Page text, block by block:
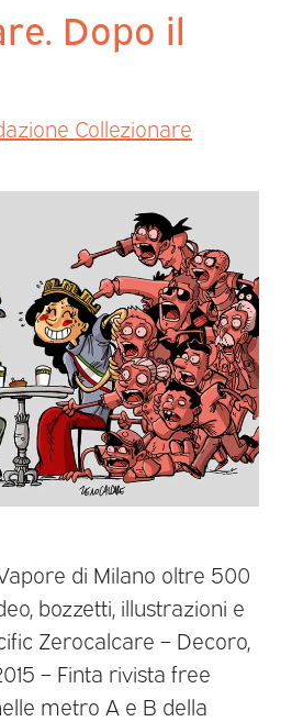
Dopo il
Collezionare
di Milano oltre 500
bozzetti, illustrazioni e
Zerocalcare – Decoro,
– Finta rivista free
metro A e B della